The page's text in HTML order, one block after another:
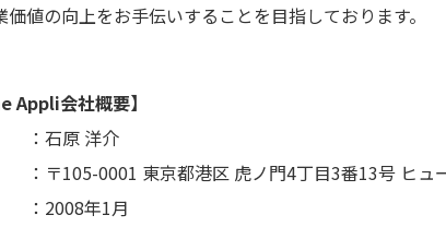
値の向上をお手伝いすることを目指しております。
Appli会社概要】
：石原 洋介
0001 東京都港区 虎ノ門4丁目3番13号 ヒュー
年1月